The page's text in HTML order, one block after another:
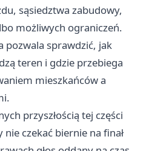
sąsiedztwa zabudowy,
możliwych ograniczeń.
pozwala sprawdzić, jak
teren i gdzie przebiega
mieszkańców a
przyszłością tej części
czekać biernie na finał